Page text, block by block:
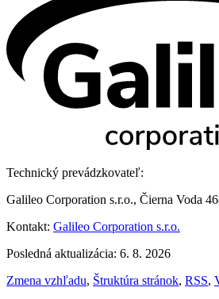
Technický prevádzkovateľ:
Galileo Corporation s.r.o., Čierna Voda
Kontakt: Galileo Corporation s.r.o.
Posledná aktualizácia: 6. 8. 2026
Zmena vzhľadu, Štruktúra stránok, RSS,